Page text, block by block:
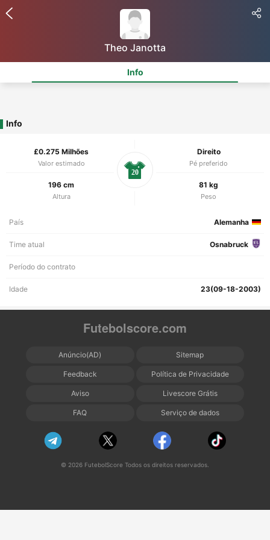
Theo Janotta
Info
Info
£0.275 Milhões
Valor estimado
Direito
Pé preferido
196 cm
Altura
81 kg
Peso
20
País Alemanha
Time atual Osnabruck
Período do contrato
Idade 23(09-18-2003)
Futebolscore.com
Anúncio(AD) Sitemap
Feedback Política de Privacidade
Aviso Livescore Grátis
FAQ Serviço de dados
© 2026 FutebolScore Todos os direitos reservados.